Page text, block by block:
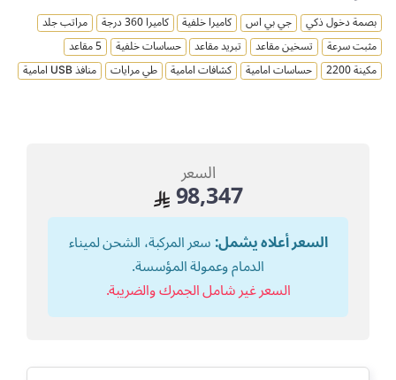
بصمة دخول ذكي جي بي اس كاميرا خلفية كاميرا 360 درجة
مراتب جلد
مثبت سرعة
تسخين مقاعد تبريد مقاعد حساسات خلفية
5 مقاعد
مكينة 2200
حساسات امامية كشافات امامية طي مرايات منافذ USB امامية
السعر
98,347
السعر أعلاه يشمل:سعر المركبة، الشحن لميناء
الدمام وعمولة المؤسسة.
السعر غير شامل الجمرك والضريبة.